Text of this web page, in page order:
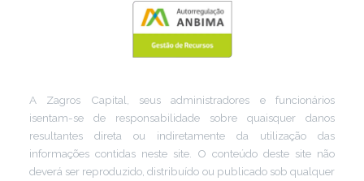
A Zagros Capital, seus administradores e funcionários
isentam-se de responsabilidade sobre quaisquer danos
resultantes direta ou indiretamente da utilização das
informações contidas neste site. O conteúdo deste site não
deverá ser reproduzido, distribuído ou publicado sob qualquer